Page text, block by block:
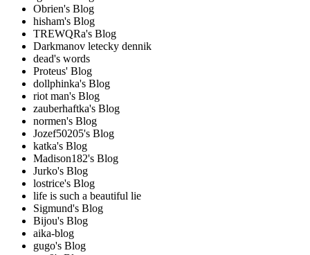
Obrien's Blog
hisham's Blog
TREWQRa's Blog
Darkmanov letecky dennik
dead's words
Proteus' Blog
dollphinka's Blog
riot man's Blog
zauberhaftka's Blog
normen's Blog
Jozef50205's Blog
katka's Blog
Madison182's Blog
Jurko's Blog
lostrice's Blog
life is such a beautiful lie
Sigmund's Blog
Bijou's Blog
aika-blog
gugo's Blog